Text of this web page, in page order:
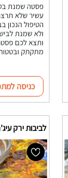
פסטה שמנת
עשיר שלא
הטיפול
ולא שמנת
ותצא לכם
מתקתק
כניסה
לביבות ירק